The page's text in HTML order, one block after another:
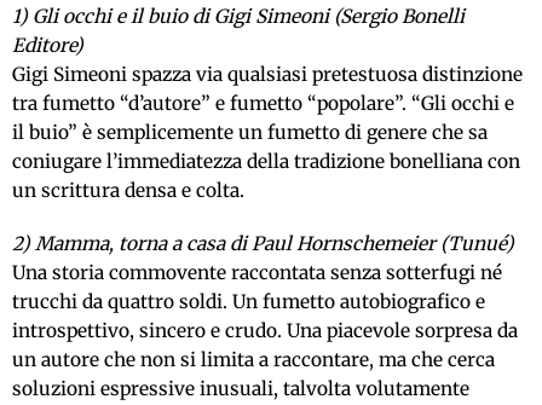
1) Gli occhi e il buio di Gigi Simeoni (Sergio Bonelli
Editore)
Gigi Simeoni spazza via qualsiasi pretestuosa distinzione
tra fumetto “d’autore” e fumetto “popolare”. “Gli occhi e
il buio” è semplicemente un fumetto di genere che sa
coniugare l’immediatezza della tradizione bonelliana con
un scrittura densa e colta.
2) Mamma, torna a casa di Paul Hornschemeier (Tunué)
Una storia commovente raccontata senza sotterfugi né
trucchi da quattro soldi. Un fumetto autobiografico e
introspettivo, sincero e crudo. Una piacevole sorpresa da
un autore che non si limita a raccontare, ma che cerca
soluzioni espressive inusuali, talvolta volutamente